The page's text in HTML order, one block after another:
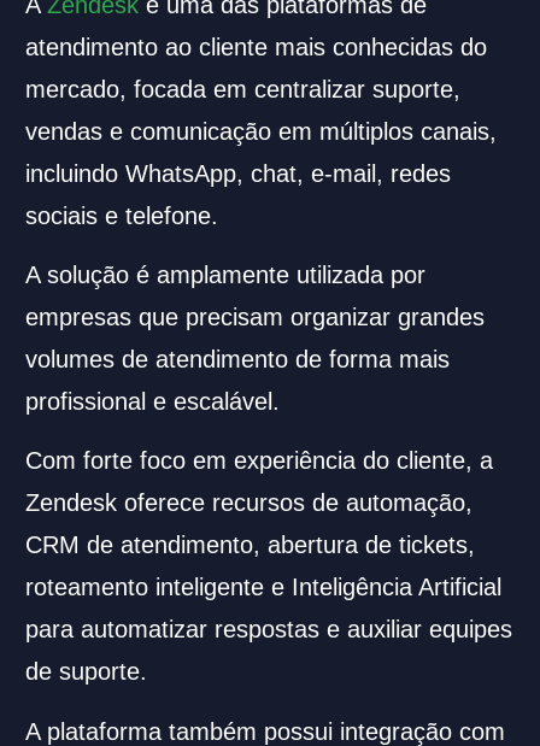
atendimento ao cliente mais conhecidas do
mercado, focada em centralizar suporte,
vendas e comunicação em múltiplos canais,
incluindo WhatsApp, chat, e-mail, redes
sociais e telefone.
A solução é amplamente utilizada por
empresas que precisam organizar grandes
volumes de atendimento de forma mais
profissional e escalável.
Com forte foco em experiência do cliente, a
Zendesk oferece recursos de automação,
CRM de atendimento, abertura de tickets,
roteamento inteligente e Inteligência Artificial
para automatizar respostas e auxiliar equipes
de suporte.
A plataforma também possui integração com